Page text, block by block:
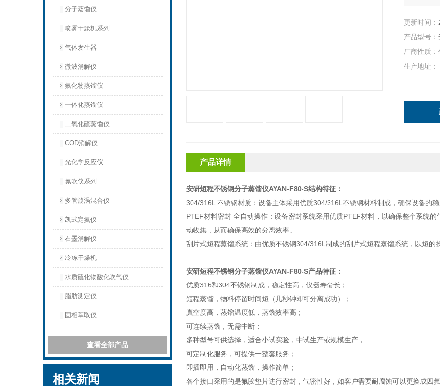
分子蒸馏仪
喷雾干燥机系列
气体发生器
微波消解仪
氟化物蒸馏仪
一体化蒸馏仪
二氧化硫蒸馏仪
COD消解仪
光化学反应仪
氮吹仪系列
多管旋涡混合仪
凯式定氮仪
石墨消解仪
冷冻干燥机
水质硫化物酸化吹气仪
脂肪测定仪
固相萃取仪
查看全部产品
相关新闻
离.
更新时间：
产品型号：
厂商性质：
生产地址：
产品详情
安研短程不锈钢分子蒸馏仪AYAN-F80-S结构特征 ：
304/316L 不锈钢材质：设备主体采用优质304/316L 不锈钢材料制成，确保设备的
PTEF材料密封 全自动操作：设备密封系统采用优质PTEF材料，以确保整个系统的
动收集，从而确保高效的分离效率。
刮片式短程蒸馏系统：由优质不锈钢304/316L 制成的刮片式短程蒸馏系统，以短的
安研短程不锈钢分子蒸馏仪AYAN-F80-S产品特征：
优质316和304不锈钢制成，稳定性高，仪器寿命长；
短程蒸馏，物料停留时间短（几秒钟即可分离成功）；
真空度高，蒸馏温度低，蒸馏效率高；
可连续蒸馏，无需中断；
多种型号可供选择，适合小试实验，中试生产或规模生产，
可定制化服务，可提供一整套服务；
即插即用，自动化蒸馏，操作简单；
各个接口采用的是氟胶垫片进行密封，气密性好，如客户需要耐腐蚀可以更换成四